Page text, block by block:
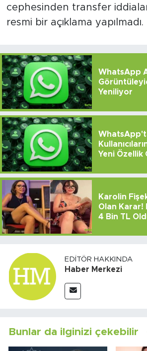
cephesinden transfer
resmi bir açıklama yapılmadı.
WhatsApp
Yeniliyor
Yeni Özellik
Karolin
Olan Karar!
4 Bin TL
EDITÖR HAKKINDA
Haber Merkezi
Bunlar da ilginizi çekebilir